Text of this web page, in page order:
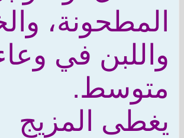
المطحونة،
واللبن في
متوسط.
يغطى المزيج